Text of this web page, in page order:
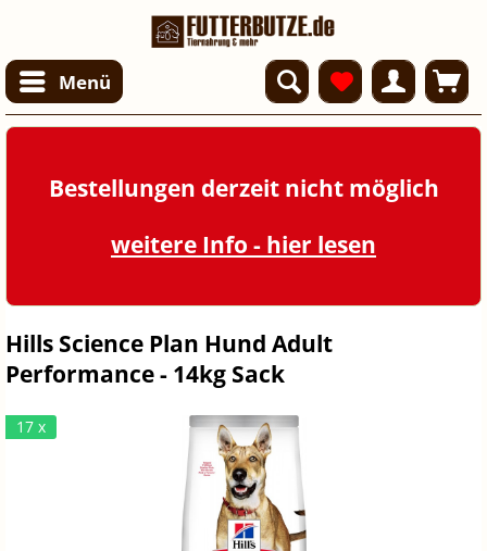
Menü
Bestellungen derzeit nicht möglich
weitere Info - hier lesen
Hills Science Plan Hund Adult
Performance - 14kg Sack
17 x